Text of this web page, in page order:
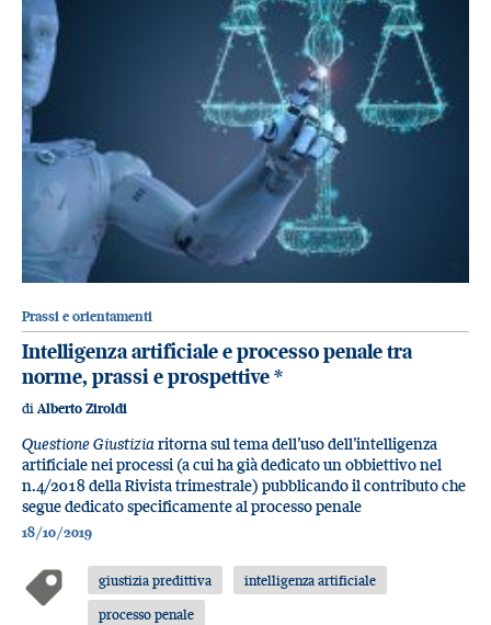
Prassi e orientamenti
Intelligenza artificiale e processo penale tra
norme, prassi e prospettive*
di Alberto Ziroldi
Questione Giustiziaritorna sul tema dell’uso dell’intelligenza
artificiale nei processi (a cui ha già dedicato un obbiettivo nel
n.4/2018 della Rivista trimestrale) pubblicando il contributo che
segue dedicato specificamente al processo penale
18/10/2019
giustizia predittiva
intelligenza artificiale
processo penale